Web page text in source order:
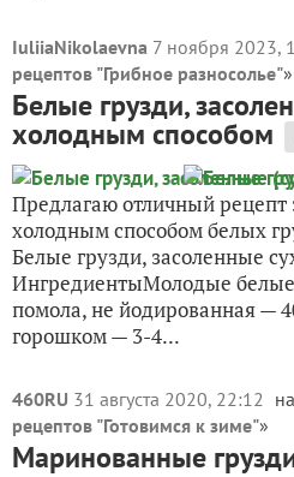
IuliiaNikolaevna 7 ноября 2023,
рецептов "Грибное разносолье"»
Белые грузди,
холодным способом
Предлагаю отличный рецепт
холодным способом белых
Белые грузди, засоленные
ИнгредиентыМолодые белые
помола, не йодированная —
горошком — 3-4...
460RU 31 августа 2020, 22:12
рецептов "Готовимся к зиме"»
Маринованные